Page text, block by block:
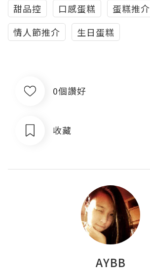
甜品控
口感蛋糕
蛋糕推介
情人節推介
生日蛋糕
0個讚好
收藏
AYBB